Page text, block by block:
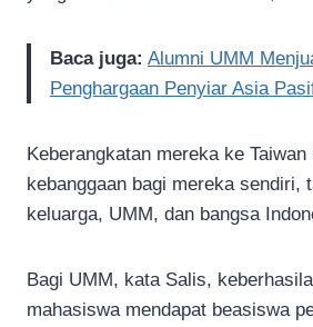
Baca juga: Alumni UMM
Penghargaan Penyiar Asia
Keberangkatan mereka ke
kebanggaan bagi mereka sendiri,
keluarga, UMM, dan bangsa
Bagi UMM, kata Salis,
mahasiswa mendapat beasiswa